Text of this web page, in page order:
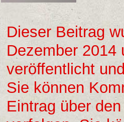
Dieser Beitrag
Dezember 2014
veröffentlicht
Sie können
Eintrag über